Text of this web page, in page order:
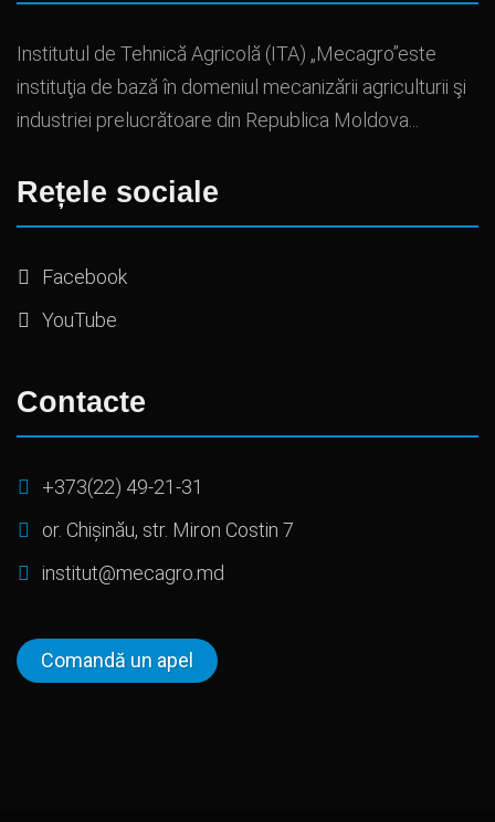
Institutul de Tehnică Agricolă (ITA) „Mecagro”este
instituţia de bază în domeniul mecanizării agriculturii şi
industriei prelucrătoare din Republica Moldova...
Rețele sociale
Facebook
YouTube
Contacte
+373(22) 49-21-31
or. Chișinău, str. Miron Costin 7
institut@mecagro.md
Comandă un apel